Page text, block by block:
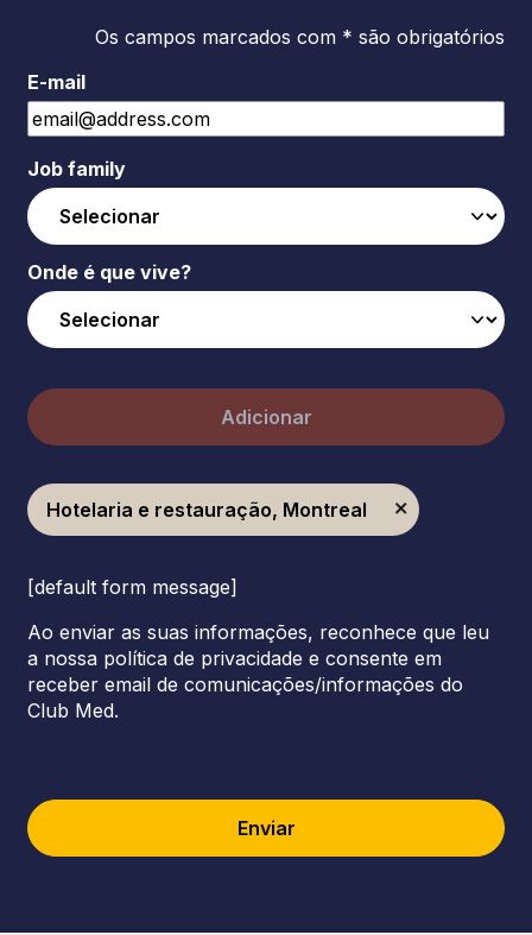
Os campos marcados com * são obrigatórios
E-mail
Job family
Onde é que vive?
Adicionar
Hotelaria e restauração, Montreal
[default form message]
Ao enviar as suas informações, reconhece que leu
a nossa política de privacidade e consente em
receber email de comunicações/informações do
Club Med.
Enviar